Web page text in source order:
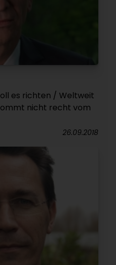
es richten / Weltweit
nicht recht vom
26.09.2018